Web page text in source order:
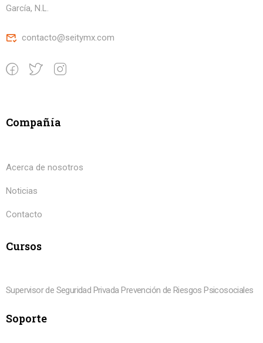
García, N.L.
contacto@seitymx.com
Compañía
Acerca de nosotros
Noticias
Contacto
Cursos
Supervisor de Seguridad Privada Prevención de Riesgos Psicosociales
Soporte